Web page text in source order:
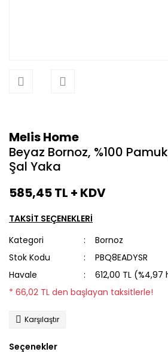
Melis Home
Beyaz Bornoz, %100
Şal Yaka
585,45 TL + KDV
TAKSİT SEÇENEKLERİ
Kategori
Bornoz
Stok Kodu
PBQ8EADYSR
Havale
612,00 TL
* 66,02 TL den başlayan taksitlerle!
Karşılaştır
Seçenekler